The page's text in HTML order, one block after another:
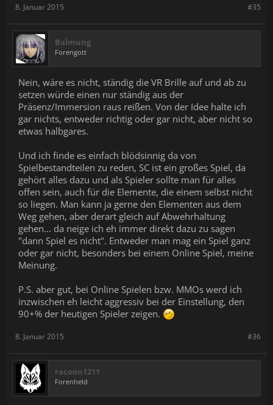
#35
8. Januar 2015
Balmung
Forengott
Nein, wäre es nicht, ständig die VR Brille auf und ab zu
setzen würde einen nur ständig aus der
Präsenz/Immersion raus reißen. Von der Idee halte ich
gar nichts, entweder richtig oder gar nicht, aber nicht so
etwas halbgares.
Und ich finde es einfach blödsinnig da von
Spielbestandteilen zu reden, SC ist ein großes Spiel, da
gehört alles dazu und als Spieler sollte man für alles
offen sein, auch für die Elemente, die einem selbst nicht
so liegen. Man kann ja gerne den Elementen aus dem
Weg gehen, aber derart gleich auf Abwehrhaltung
gehen... da neige ich eh immer direkt dazu zu sagen
"dann Spiel es nicht". Entweder man mag ein Spiel ganz
oder gar nicht, besonders bei einem Online Spiel, meine
Meinung.
P.S. aber gut, bei Online Spielen bzw. MMOs werd ich
inzwischen eh leicht aggressiv bei der Einstellung, den
90+% der heutigen Spieler zeigen.
#36
8. Januar 2015
racoon1211
Forenheld